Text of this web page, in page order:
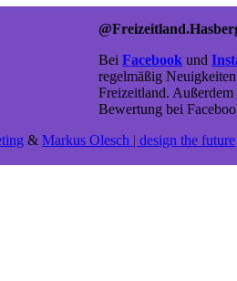
BeiFacebook und
regelmäßig
Freizeitland.
Bewertung bei
&Markus Olesch | design the future